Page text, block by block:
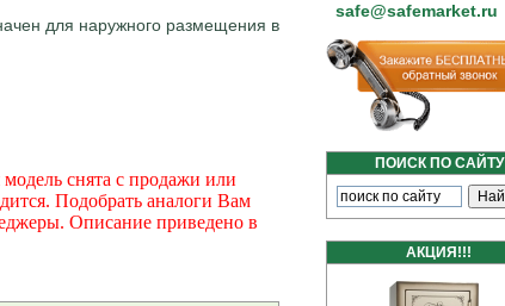
для наружного размещения в
снята с продажи или
Подобрать аналоги Вам
Описание приведено в
safe@safemarket.ru
ПОИСК ПО САЙТУ
АКЦИЯ!!!